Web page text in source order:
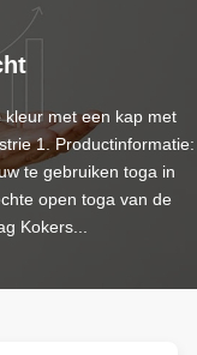
kleur met een kap met
1. Productinformatie:
te gebruiken toga in
open toga van de
Kokers...